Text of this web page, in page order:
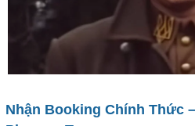
Nhận Booking Chính Thức